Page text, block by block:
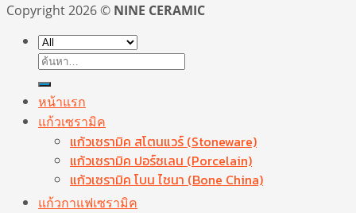
Copyright 2026 © NINE CERAMIC
ค้นหา:
หน้าแรก
แก้วเซรามิค
แก้วเซรามิค สโตนแวร์ (Stoneware)
แก้วเซรามิค ปอร์ซเลน (Porcelain)
แก้วเซรามิค โบน ไชนา (Bone China)
แก้วกาแฟเซรามิค